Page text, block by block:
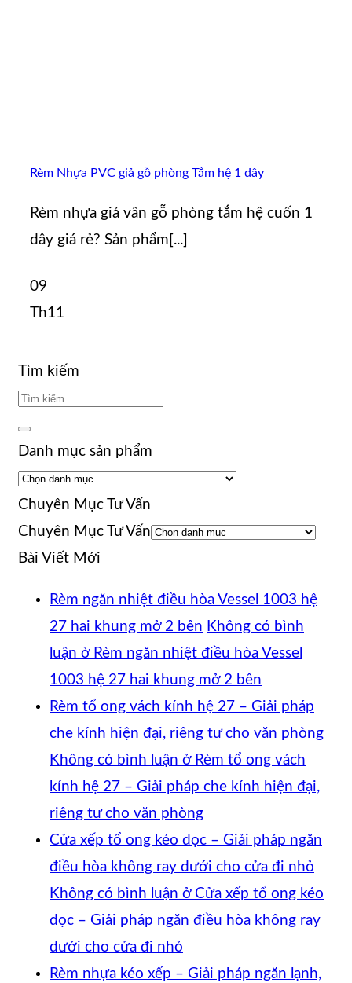
Rèm Nhựa PVC giả gỗ phòng Tắm hệ 1 dây
Rèm nhựa giả vân gỗ phòng tắm hệ cuốn 1
dây giá rẻ? Sản phẩm[...]
09
Th11
Tìm kiếm
Danh mục sản phẩm
Chuyên Mục Tư Vấn
Chuyên Mục Tư Vấn
Bài Viết Mới
Rèm ngăn nhiệt điều hòa Vessel 1003 hệ
27 hai khung mở 2 bên Không có bình
luận ở Rèm ngăn nhiệt điều hòa Vessel
1003 hệ 27 hai khung mở 2 bên
Rèm tổ ong vách kính hệ 27 – Giải pháp
che kính hiện đại, riêng tư cho văn phòng
Không có bình luận ở Rèm tổ ong vách
kính hệ 27 – Giải pháp che kính hiện đại,
riêng tư cho văn phòng
Cửa xếp tổ ong kéo dọc – Giải pháp ngăn
điều hòa không ray dưới cho cửa đi nhỏ
Không có bình luận ở Cửa xếp tổ ong kéo
dọc – Giải pháp ngăn điều hòa không ray
dưới cho cửa đi nhỏ
Rèm nhựa kéo xếp – Giải pháp ngăn lạnh,